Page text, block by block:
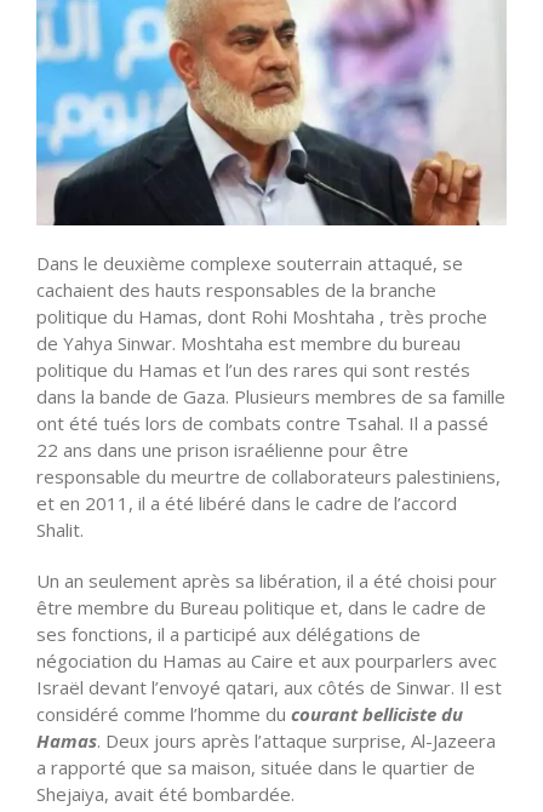
Dans le deuxième complexe souterrain attaqué, se
cachaient des hauts responsables de la branche
politique du Hamas, dont Rohi Moshtaha , très proche
de Yahya Sinwar. Moshtaha est membre du bureau
politique du Hamas et l’un des rares qui sont restés
dans la bande de Gaza. Plusieurs membres de sa famille
ont été tués lors de combats contre Tsahal. Il a passé
22 ans dans une prison israélienne pour être
responsable du meurtre de collaborateurs palestiniens,
et en 2011, il a été libéré dans le cadre de l’accord
Shalit.
Un an seulement après sa libération, il a été choisi pour
être membre du Bureau politique et, dans le cadre de
ses fonctions, il a participé aux délégations de
négociation du Hamas au Caire et aux pourparlers avec
Israël devant l’envoyé qatari, aux côtés de Sinwar. Il est
considéré comme l’homme du courant belliciste du
Hamas. Deux jours après l’attaque surprise, Al-Jazeera
a rapporté que sa maison, située dans le quartier de
Shejaiya, avait été bombardée.